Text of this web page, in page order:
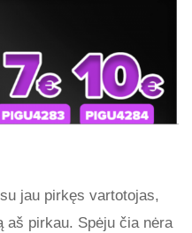
jau pirkęs vartotojas,
aš pirkau. Spėju čia nėra